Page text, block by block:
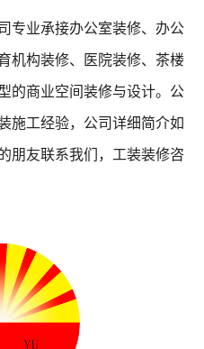
专业承接办公室装修、办公
机构装修、医院装修、茶楼
的商业空间装修与设计。公
施工经验，公司详细简介如
朋友联系我们，工装装修咨